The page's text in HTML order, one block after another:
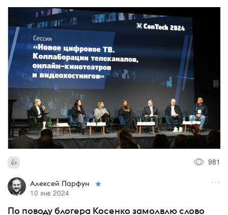
981
Алексей Парфун
10 янв 2024
По поводу блогера Косенко замолвлю слово